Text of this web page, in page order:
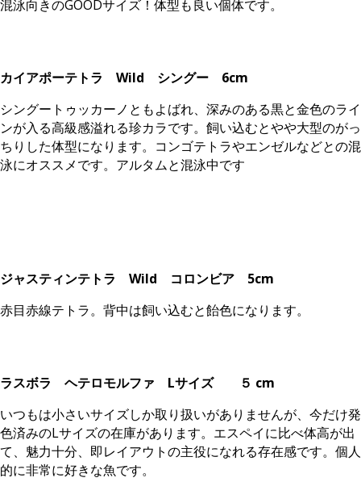
混泳向きのGOODサイズ！体型も良い個体です。
カイアポーテトラ Wild シングー 6cm
シングートゥッカーノともよばれ、深みのある黒と金色のライ
ンが入る高級感溢れる珍カラです。飼い込むとやや大型のがっ
ちりした体型になります。コンゴテトラやエンゼルなどとの混
泳にオススメです。アルタムと混泳中です
ジャスティンテトラ Wild コロンビア 5cm
赤目赤線テトラ。背中は飼い込むと飴色になります。
ラスボラ ヘテロモルファ Lサイズ
５ cm
いつもは小さいサイズしか取り扱いがありませんが、今だけ発
色済みのLサイズの在庫があります。エスペイに比べ体高が出
て、魅力十分、即レイアウトの主役になれる存在感です。個人
的に非常に好きな魚です。